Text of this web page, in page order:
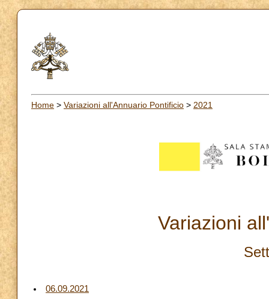
Home > Variazioni all'Annuario Pontificio > 2021
Variazioni
06.09.2021